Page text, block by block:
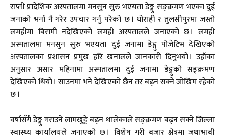
राप्ती प्रादेशिक अस्पतालमा मनसुन सुरु भएयता डेङ्गु सङ्क्रमण भएका दुई
जनाको भर्ना नै गरेर उपचार गर्नु परेको छ । घोराही र तुलसीपुरमा जस्तो
लमहीमा बिरामी नदेखिएको लमही अस्पतालले जनाएको छ । लमही
अस्पतालमा मनसुन सुरु भएयता दुई जनामा डेङ्गु पोजेटिभ देखिएको
अस्पतालका प्रशासन प्रमुख हरि खनालले जानकारी दिनुभयो । उहाँका
अनुसार असार महिनामा अस्पतालमा दुई जनामा डेङ्गुको सङ्क्रमण
देखिएको थियो । साउनमा भने देखिएको छैन तर बढ्न सक्ने जोखिम रहेको
छ ।
वर्षासँगै डेङ्गु गराउने लामखुट्टे बढ्न थालेकाले सङ्क्रमण बढ्न सक्ने जिल्ला
स्वास्थ्य कार्यालयले जनाएको छ । विशेष गरी बजार क्षेत्रमा जथाभाबी